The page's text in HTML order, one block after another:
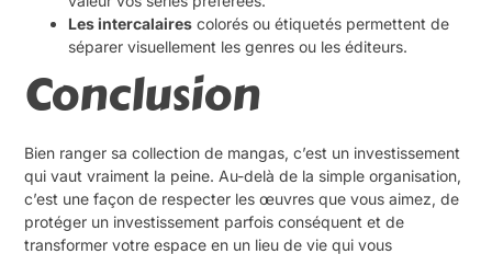
Les intercalaires colorés ou étiquetés permettent de
séparer visuellement les genres ou les éditeurs.
Conclusion
Bien ranger sa collection de mangas, c’est un investissement
qui vaut vraiment la peine. Au-delà de la simple organisation,
c’est une façon de respecter les œuvres que vous aimez, de
protéger un investissement parfois conséquent et de
transformer votre espace en un lieu de vie qui vous